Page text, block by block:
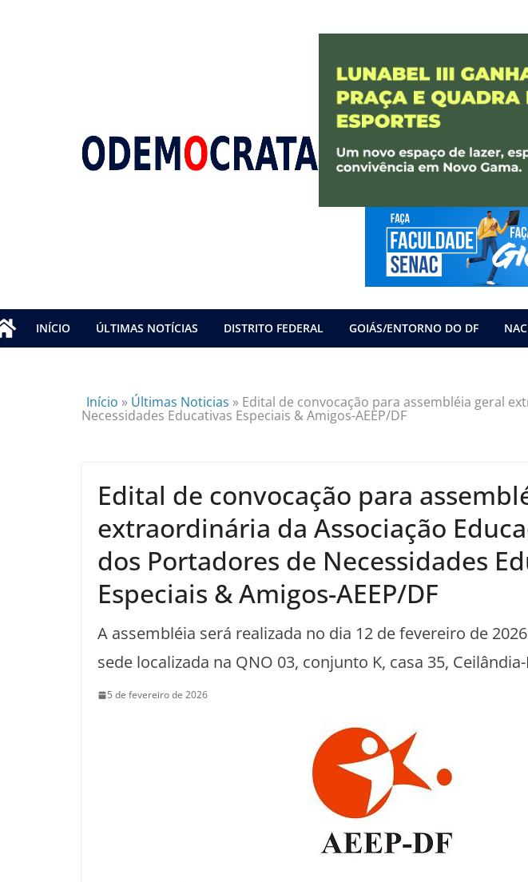
INÍCIO ÚLTIMAS NOTÍCIAS DISTRITO FEDERAL GOIÁS/ENTORNO DO DF
Início » Últimas Noticias » Edital de convocação para assembléia geral
Necessidades Educativas Especiais & Amigos-AEEP/DF
Edital de convocação para
extraordinária da Associação
dos Portadores de Necessidades
Especiais & Amigos-AEEP/DF
A assembléia será realizada no dia 12 de fevereiro de
sede localizada na QNO 03, conjunto K, casa 35,
5 de fevereiro de 2026